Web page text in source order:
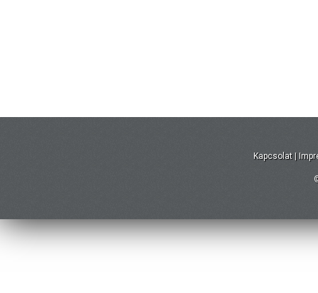
Kapcsolat |